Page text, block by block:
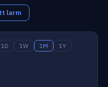
larm
1D 1W 1M
1Y